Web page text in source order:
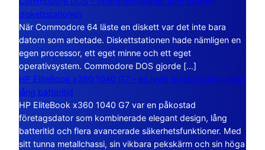
diskettstationen
När Commodore 64 läste en diskett var det inte bara
datorn som arbetade. Diskettstationen hade nämligen en
egen processor, ett eget minne och ett eget
operativsystem. Commodore DOS gjorde […]
HP EliteBook x360 1040 G7 – en lyxig företagsdator med
lång batteritid
HP EliteBook x360 1040 G7 var en påkostad
företagsdator som kombinerade elegant design, lång
batteritid och flera avancerade säkerhetsfunktioner. Med
sitt tunna metallchassi, sin vikbara pekskärm och sin höga